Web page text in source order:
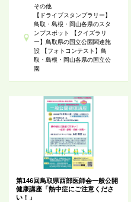
その他
【ドライブスタンプラリー】
鳥取・島根・岡山各県のスタ
ンプスポット 【クイズラリ
ー】鳥取県の国立公園関連施
設 【フォトコンテスト】鳥
取・島根・岡山各県の国立公
園
第146回鳥取県西部医師会一般公開
健康講座「熱中症にご注意くださ
い！」